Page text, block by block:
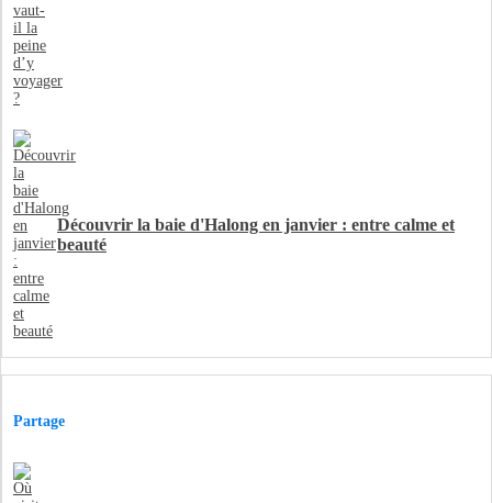
Découvrir la baie d'Halong en janvier : entre calme et
beauté
Partage